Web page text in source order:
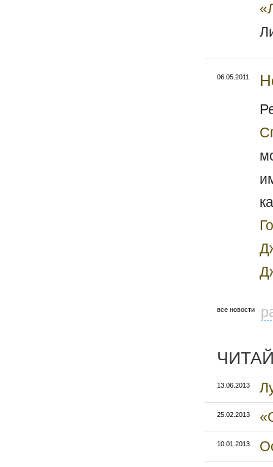
06.05.2011
все новости
13.06.2013
25.02.2013
10.01.2013